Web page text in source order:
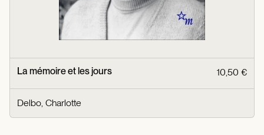
La mémoire et les jours 10,50 €
Delbo, Charlotte